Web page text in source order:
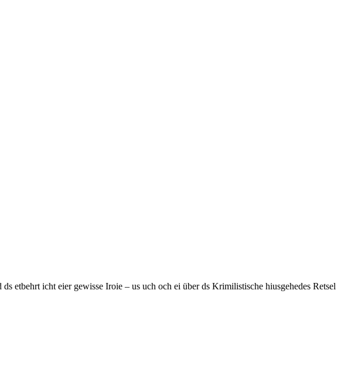
etbehrt icht eier gewisse Iroie – us uch och ei über ds Krimilistische hiusgehedes Retsel